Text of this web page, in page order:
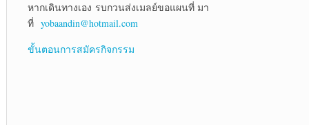
หากเดินทางเอง รบกวนส่งเมลย์ขอแผนที่ มา
ที่ yobaandin@hotmail.com
ขั้นตอนการสมัครกิจกรรม